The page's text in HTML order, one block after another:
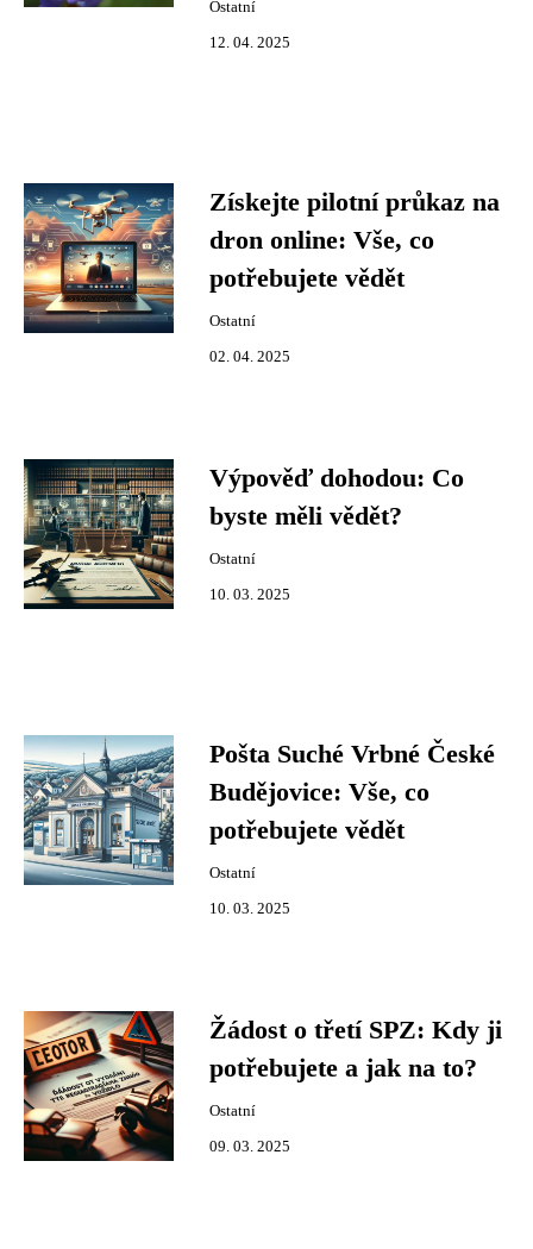
Ostatní
12. 04. 2025
Získejte pilotní průkaz na
dron online: Vše, co
potřebujete vědět
Ostatní
02. 04. 2025
Výpověď dohodou: Co
byste měli vědět?
Ostatní
10. 03. 2025
Pošta Suché Vrbné České
Budějovice: Vše, co
potřebujete vědět
Ostatní
10. 03. 2025
Žádost o třetí SPZ: Kdy ji
potřebujete a jak na to?
Ostatní
09. 03. 2025